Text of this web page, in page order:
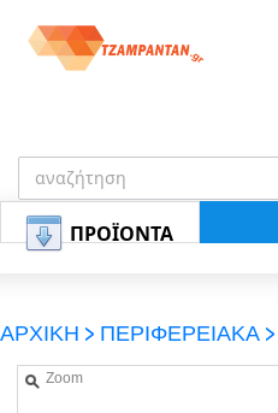
ΠΡΟΪΟΝΤΑ
ΑΡΧΙΚΗ > ΠΕΡΙΦΕΡΕΙΑΚΑ >
Zoom